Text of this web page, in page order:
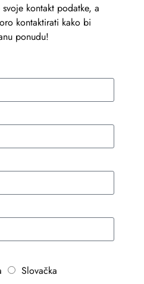
kontakt podatke, a
kontaktirati kako bi
ponudu!
Slovačka